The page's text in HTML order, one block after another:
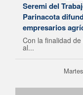
Seremi del
Parinacota
empresarios
Con la finalidad
al...